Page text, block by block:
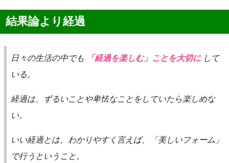
結果論より経過
日々の生活の中でも 「経過を楽しむ」ことを大切にして
いる。
経過は、ずるいことや卑怯なことをしていたら楽しめな
い。
いい経過とは、わかりやすく言えば、「美しいフォーム」
で行うということ。